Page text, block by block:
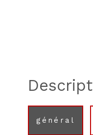
général